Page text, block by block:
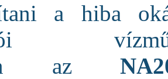
a hiba
az